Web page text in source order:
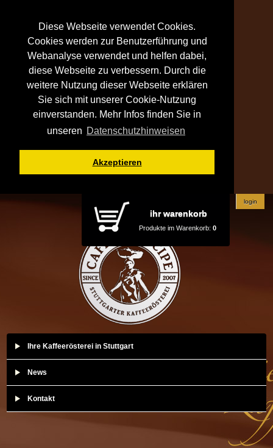
Diese Webseite verwendet Cookies.
Cookies werden zur Benutzerführung und
Webanalyse verwendet und helfen dabei,
diese Webseite zu verbessern. Durch die
weitere Nutzung dieser Webseite erklären
Sie sich mit unserer Cookie-Nutzung
einverstanden. Mehr Infos finden Sie in
unseren Datenschutzhinweisen
Akzeptieren
ihr warenkorb
Produkte im Warenkorb: 0
login
Ihre Kaffeerösterei in Stuttgart
News
Kontakt